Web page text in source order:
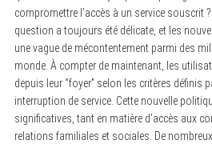
compromettre l’accès à un service souscrit
question a toujours été délicate, et les
une vague de mécontentement parmi des
monde. À compter de maintenant, les
depuis leur “foyer” selon les critères définis
interruption de service. Cette nouvelle
significatives, tant en matière d’accès aux
relations familiales et sociales. De